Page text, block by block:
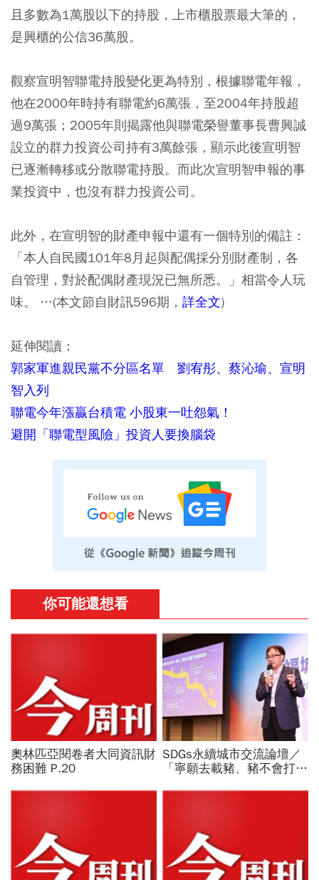
且多數為1萬股以下的持股，上市櫃股票最大筆的，
是興櫃的公信36萬股。
觀察宣明智聯電持股變化更為特別，根據聯電年報，
他在2000年時持有聯電約6萬張，至2004年持股超
過9萬張；2005年則揭露他與聯電榮譽董事長曹興誠
設立的群力投資公司持有3萬餘張，顯示此後宣明智
已逐漸轉移或分散聯電持股。而此次宣明智申報的事
業投資中，也沒有群力投資公司。
此外，在宣明智的財產申報中還有一個特別的備註：
「本人自民國101年8月起與配偶採分別財產制，各
自管理，對於配偶財產現況已無所悉。」相當令人玩
味。 …(本文節自財訊596期， 詳全文)
延伸閱讀：
郭家軍進親民黨不分區名單 劉宥彤、蔡沁瑜、宣明
智入列
聯電今年漲贏台積電 小股東一吐怨氣！
避開「聯電型風險」投資人要換腦袋